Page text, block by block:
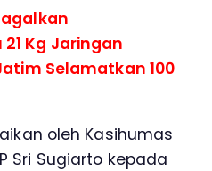
Kg Jaringan
Selamatkan 100
oleh Kasihumas
Sri Sugiarto kepada